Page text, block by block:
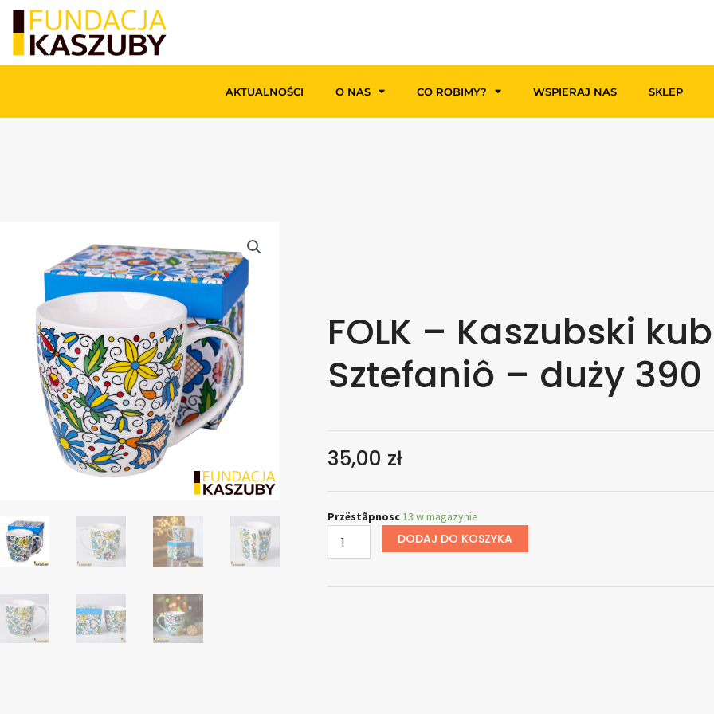
AKTUALNOŚCI O NAS CO ROBIMY? WSPIERAJ NAS SKLEP
FOLK – Kaszubski
Sztefaniô – duży
35,00 zł
Przëstãpnosc13 w magazynie
DODAJ DO KOSZYKA